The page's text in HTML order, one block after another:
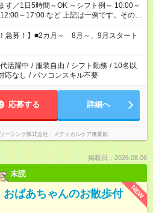
間～OK ～シフト例～ 10:00～
ど 上記は一例です。その他
と合わせて法
を超えなければOKです。
急募！】■2カ月～ 8月～、9月スタート
活躍中 / 服装自由 / シフト勤務 / 10名以
応なし / パソコンスキル不要
応募する 詳細へ
ーシング株式会社 メディカルケア事業部
掲載日：2026.08.06
未読
NEW
おばあちゃんのお散歩付